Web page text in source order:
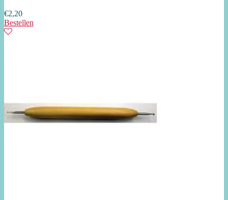
€2,20
Bestellen